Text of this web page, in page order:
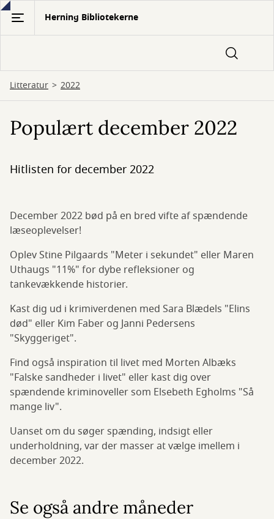
Gå
hovedindhold
Herning Bibliotekerne
Litteratur 2022
Populært december 2022
Hitlisten for december 2022
December 2022 bød på en bred vifte af spændende
læseoplevelser!
Oplev Stine Pilgaards "Meter i sekundet" eller Maren
Uthaugs "11%" for dybe refleksioner og
tankevækkende historier.
Kast dig ud i krimiverdenen med Sara Blædels "Elins
død" eller Kim Faber og Janni Pedersens
"Skyggeriget".
Find også inspiration til livet med Morten Albæks
"Falske sandheder i livet" eller kast dig over
spændende kriminoveller som Elsebeth Egholms "Så
mange liv".
Uanset om du søger spænding, indsigt eller
underholdning, var der masser at vælge imellem i
december 2022.
Se også andre måneder